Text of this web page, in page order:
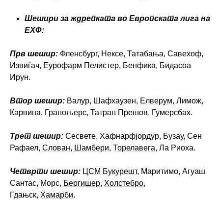
Шешири за ждрепката во Европската лига на
ЕХФ:
Прв шешир: Фленсбург, Нексе, Татабања, Савехоф,
Извиѓач, Еурофарм Пелистер, Бенфика, Бидасоа
Ирун.
Втор шешир: Валур, Шафхаузен, Елверум, Лимож,
Карвина, Гранољерс, Татран Прешов, Гумерсбах.
Трет шешир: Сесвете, Хафнарфјордур, Бузау, Сен
Рафаел, Слован, Шамбери, Торелавега, Ла Риоха.
Четврти шешир: ЦСМ Букурешт, Маритимо, Агуаш
Сантас, Морс, Бергишер, Холстебро,
Гдањск, Хамарби.